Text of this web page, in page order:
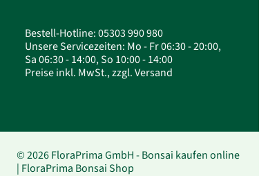
Bestell-Hotline: 05303 990 980
Unsere Servicezeiten: Mo - Fr 06:30 - 20:00,
Sa 06:30 - 14:00, So 10:00 - 14:00
Preise inkl. MwSt., zzgl. Versand
© 2026 FloraPrima GmbH - Bonsai kaufen online
| FloraPrima Bonsai Shop